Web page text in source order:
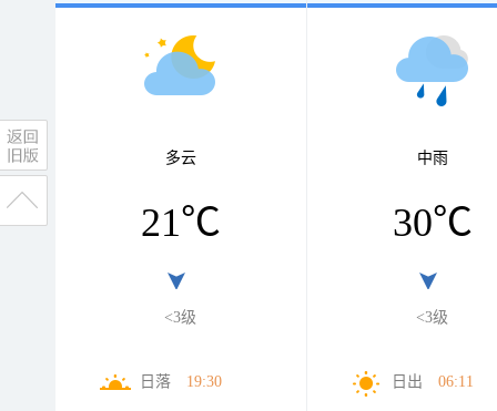
多云
21℃
<3级
日落 19:30
中雨
30℃
<3级
日出 06:11